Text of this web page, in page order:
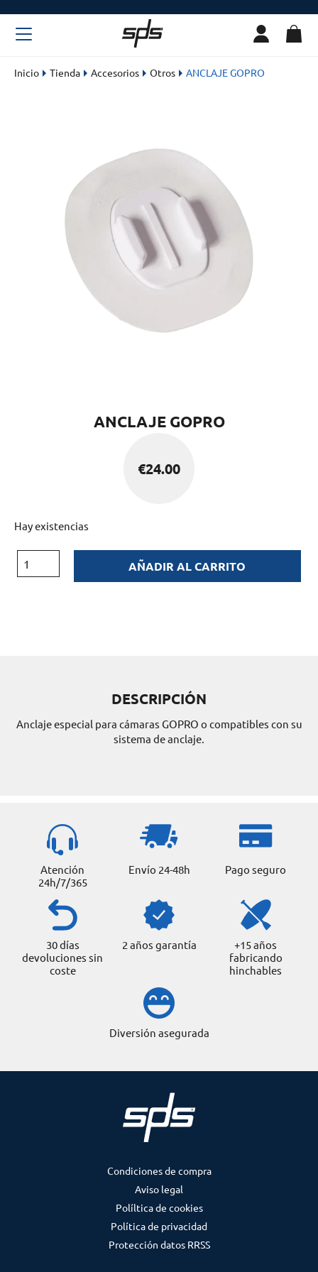
Inicio Tienda Accesorios Otros ANCLAJE GOPRO
ANCLAJE GOPRO
€24.00
Hay existencias
AÑADIR AL CARRITO
DESCRIPCIÓN
Anclaje especial para cámaras GOPRO o compatibles con su
sistema de anclaje.
Atención
24h/7/365
Envío 24-48h Pago seguro
30 días
devoluciones sin
coste
2 años garantía
+15 años
fabricando
hinchables
Diversión asegurada
Condiciones de compra
Aviso legal
Políltica de cookies
Política de privacidad
Protección datos RRSS